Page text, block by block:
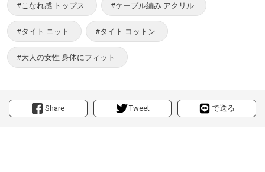
Share Tweet で送る
#こなれ感 トップス #ケーブル編み アクリル
#タイト ニット #タイト コットン
#大人の女性 身体にフィット